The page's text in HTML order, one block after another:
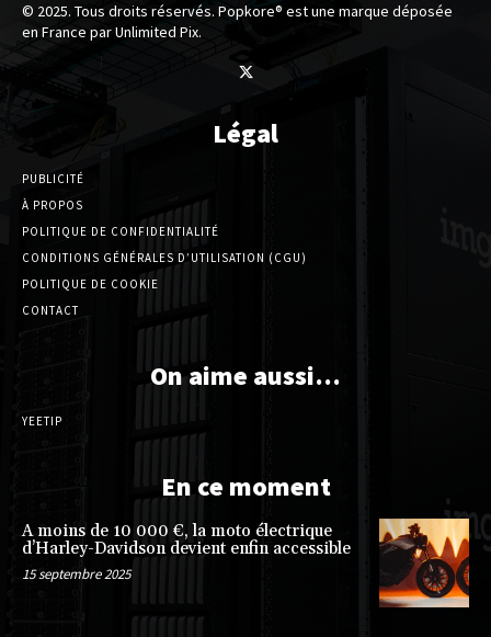
© 2025. Tous droits réservés. Popkore® est une marque déposée
en France par Unlimited Pix.
Légal
PUBLICITÉ
À PROPOS
POLITIQUE DE CONFIDENTIALITÉ
CONDITIONS GÉNÉRALES D’UTILISATION (CGU)
POLITIQUE DE COOKIE
CONTACT
On aime aussi…
YEETIP
En ce moment
A moins de 10 000 €, la moto électrique
d’Harley-Davidson devient enfin accessible
15 septembre 2025